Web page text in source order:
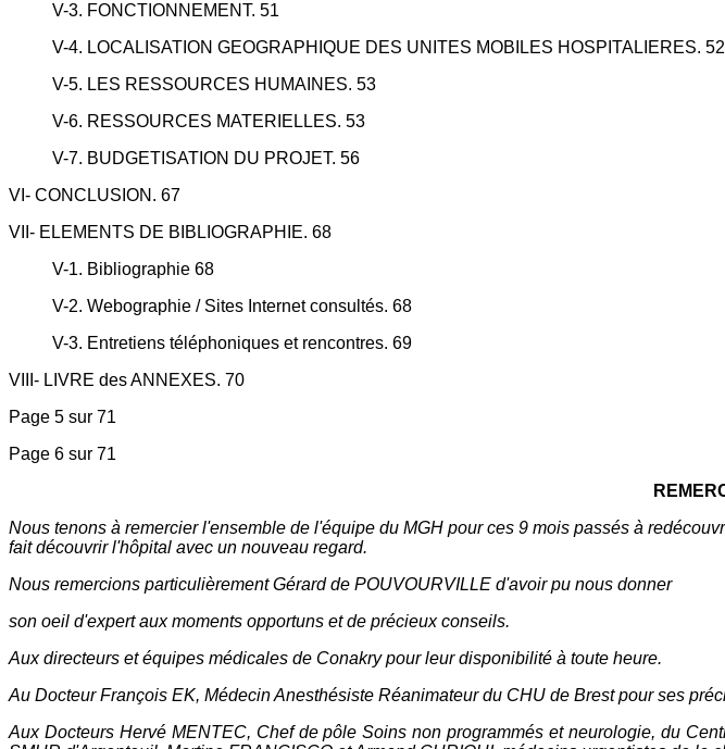
V-3. FONCTIONNEMENT. 51
V-4. LOCALISATION GEOGRAPHIQUE DES UNITES MOBILES HOSPITALIERES. 52
V-5. LES RESSOURCES HUMAINES. 53
V-6. RESSOURCES MATERIELLES. 53
V-7. BUDGETISATION DU PROJET. 56
VI- CONCLUSION. 67
VII- ELEMENTS DE BIBLIOGRAPHIE. 68
V-1. Bibliographie 68
V-2. Webographie / Sites Internet consultés. 68
V-3. Entretiens téléphoniques et rencontres. 69
VIII- LIVRE des ANNEXES. 70
Page 5 sur 71
Page 6 sur 71
Nous tenons à remercier l'ensemble de l'équipe du MGH pour ces 9 mois passés à
fait découvrir l'hôpital avec un nouveau regard.
Nous remercions particulièrement Gérard de POUVOURVILLE d'avoir pu nous donner
son oeil d'expert aux moments opportuns et de précieux conseils.
Aux directeurs et équipes médicales de Conakry pour leur disponibilité à toute heure.
Au Docteur François EK, Médecin Anesthésiste Réanimateur du CHU de Brest pour ses
Aux Docteurs Hervé MENTEC, Chef de pôle Soins non programmés et neurologie, du